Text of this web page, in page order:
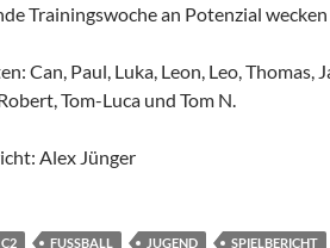
Trainingswoche an Potenzial
Can, Paul, Luka, Leon, Leo, Thomas,
Tom-Luca und Tom N.
Alex Jünger
FUSSBALL JUGEND SPIELBERICHT